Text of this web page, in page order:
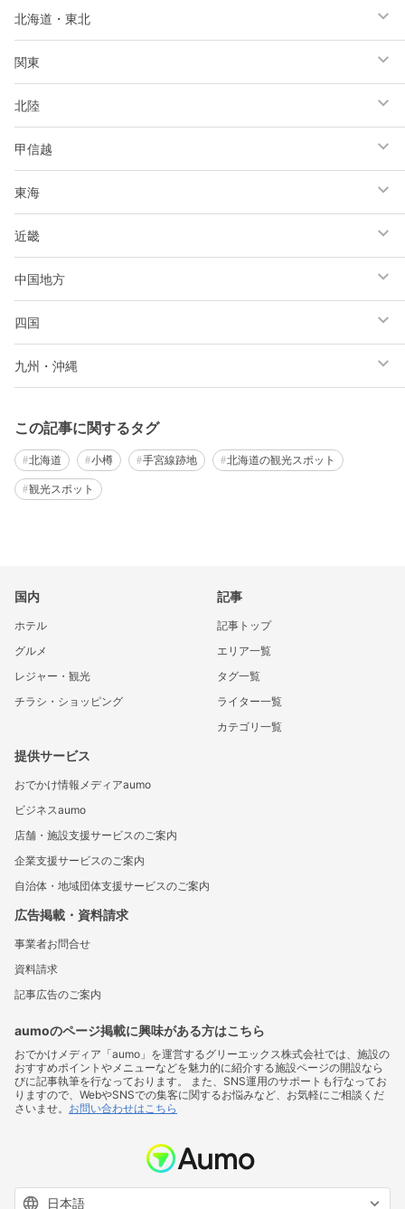
北海道・東北
関東
北陸
甲信越
東海
近畿
中国地方
四国
九州・沖縄
この記事に関するタグ
北海道 小樽 手宮線跡地 北海道の観光スポット
観光スポット
国内
ホテル
グルメ
レジャー・観光
チラシ・ショッピング
記事
記事トップ
エリア一覧
タグ一覧
ライター一覧
カテゴリ一覧
提供サービス
おでかけ情報メディアaumo
ビジネスaumo
店舗・施設支援サービスのご案内
企業支援サービスのご案内
自治体・地域団体支援サービスのご案内
広告掲載・資料請求
事業者お問合せ
資料請求
記事広告のご案内
aumoのページ掲載に興味がある方はこちら
おでかけメディア「aumo」を運営するグリーエックス株式会社では、施設の
おすすめポイントやメニューなどを魅力的に紹介する施設ページの開設なら
びに記事執筆を行なっております。 また、SNS運用のサポートも行なってお
りますので、WebやSNSでの集客に関するお悩みなど、お気軽にご相談くだ
さいませ。 お問い合わせはこちら